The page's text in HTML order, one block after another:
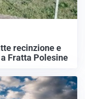
recinzione e
Fratta Polesine